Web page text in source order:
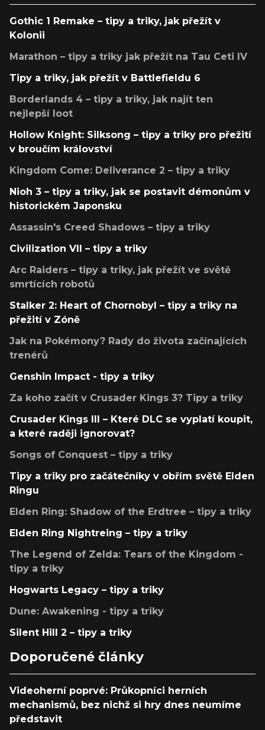
Gothic 1 Remake – tipy a triky, jak přežít v
Kolonii
Marathon – tipy a triky jak přežít na Tau Ceti IV
Tipy a triky, jak přežít v Battlefieldu 6
Borderlands 4 – tipy a triky, jak najít ten
nejlepší loot
Hollow Knight: Silksong – tipy a triky pro přežití
v broučím království
Kingdom Come: Deliverance 2 – tipy a triky
Nioh 3 – tipy a triky, jak se postavit démonům v
historickém Japonsku
Assassin's Creed Shadows – tipy a triky
Civilization VII – tipy a triky
Arc Raiders – tipy a triky, jak přežít ve světě
smrtících robotů
Stalker 2: Heart of Chornobyl – tipy a triky na
přežití v Zóně
Jak na Pokémony? Rady do života začínajících
trenérů
Genshin Impact - tipy a triky
Za koho začít v Crusader Kings 3? Tipy a triky
Crusader Kings III – Které DLC se vyplatí koupit,
a které raději ignorovat?
Songs of Conquest – tipy a triky
Tipy a triky pro začátečníky v obřím světě Elden
Ringu
Elden Ring: Shadow of the Erdtree – tipy a triky
Elden Ring Nightreing – tipy a triky
The Legend of Zelda: Tears of the Kingdom -
tipy a triky
Hogwarts Legacy – tipy a triky
Dune: Awakening - tipy a triky
Silent Hill 2 – tipy a triky
Doporučené články
Videoherní poprvé: Průkopníci herních
mechanismů, bez nichž si hry dnes neumíme
představit